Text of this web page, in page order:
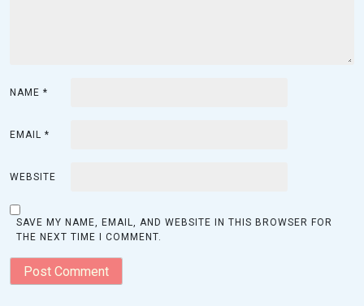
NAME *
EMAIL *
WEBSITE
SAVE MY NAME, EMAIL, AND WEBSITE IN THIS BROWSER FOR
THE NEXT TIME I COMMENT.